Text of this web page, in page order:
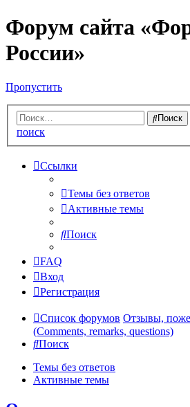
Форум сайта
России»
Пропустить
Поиск
поиск
Ссылки
Темы без ответов
Активные темы
Поиск
FAQ
Вход
Регистрация
Список форумов Отзывы,
(Comments, remarks, questions)
Поиск
Темы без ответов
Активные темы